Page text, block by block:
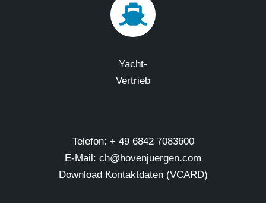
Yacht-
Vertrieb
Telefon: + 49 6842 7083600
E-Mail: ch@hovenjuergen.com
Download Kontaktdaten (VCARD)